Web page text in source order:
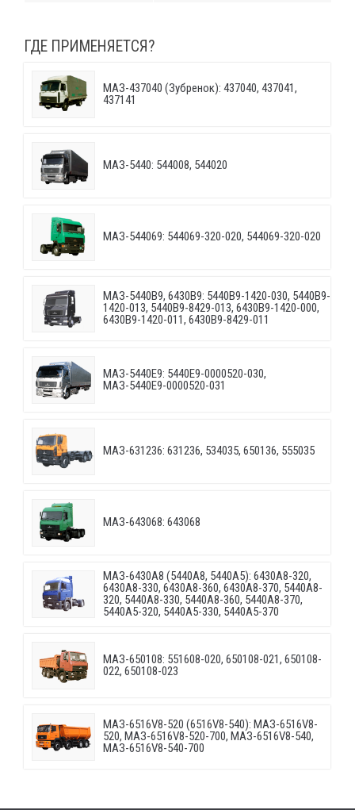
ГДЕ ПРИМЕНЯЕТСЯ?
МАЗ-437040 (Зубренок): 437040, 437041,
437141
МАЗ-5440: 544008, 544020
МАЗ-544069: 544069-320-020, 544069-320-020
МАЗ-5440B9, 6430B9: 5440B9-1420-030, 5440B9-
1420-013, 5440B9-8429-013, 6430B9-1420-000,
6430B9-1420-011, 6430B9-8429-011
МАЗ-5440E9: 5440E9-0000520-030,
МАЗ-5440E9-0000520-031
МАЗ-631236: 631236, 534035, 650136, 555035
МАЗ-643068: 643068
МАЗ-6430A8 (5440A8, 5440A5): 6430A8-320,
6430A8-330, 6430A8-360, 6430A8-370, 5440A8-
320, 5440A8-330, 5440A8-360, 5440A8-370,
5440A5-320, 5440A5-330, 5440A5-370
МАЗ-650108: 551608-020, 650108-021, 650108-
022, 650108-023
МАЗ-6516V8-520 (6516V8-540): МАЗ-6516V8-
520, МАЗ-6516V8-520-700, МАЗ-6516V8-540,
МАЗ-6516V8-540-700